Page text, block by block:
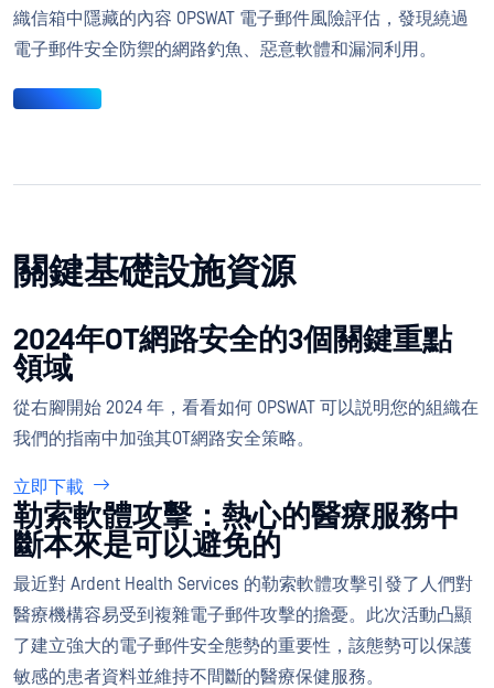
織信箱中隱藏的內容 OPSWAT 電子郵件風險評估，發現繞過
電子郵件安全防禦的網路釣魚、惡意軟體和漏洞利用。
關鍵基礎設施資源
2024年OT網路安全的3個關鍵重點
領域
從右腳開始 2024 年，看看如何 OPSWAT 可以説明您的組織在
我們的指南中加強其OT網路安全策略。
立即下載
勒索軟體攻擊：熱心的醫療服務中
斷本來是可以避免的
最近對 Ardent Health Services 的勒索軟體攻擊引發了人們對
醫療機構容易受到複雜電子郵件攻擊的擔憂。此次活動凸顯
了建立強大的電子郵件安全態勢的重要性，該態勢可以保護
敏感的患者資料並維持不間斷的醫療保健服務。